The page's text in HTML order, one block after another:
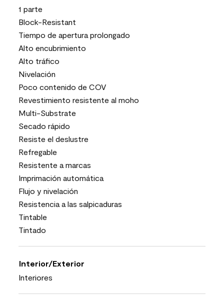
1 parte
Block-Resistant
Tiempo de apertura prolongado
Alto encubrimiento
Alto tráfico
Nivelación
Poco contenido de COV
Revestimiento resistente al moho
Multi-Substrate
Secado rápido
Resiste el deslustre
Refregable
Resistente a marcas
Imprimación automática
Flujo y nivelación
Resistencia a las salpicaduras
Tintable
Tintado
Interior/Exterior
Interiores